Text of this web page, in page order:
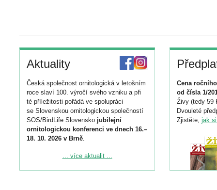
Aktuality
Česká společnost ornitologická v letošním
roce slaví 100. výročí svého vzniku a při
té příležitosti pořádá ve spolupráci
se Slovenskou ornitologickou společností
SOS/BirdLife Slovensko jubilejní
ornitologickou konferenci ve dnech 16.–
18. 10. 2026 v Brně.
Podrobnější informace ke konferenci
... více aktualit ...
Cena
od čísla 1/
Živy (tedy 59
Dvouleté
Zjistěte, jak